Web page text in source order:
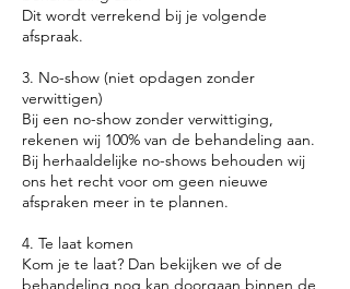
Dit wordt verrekend bij je volgende
afspraak.
3. No-show (niet opdagen zonder
verwittigen)
Bij een no-show zonder verwittiging,
rekenen wij 100% van de behandeling aan.
Bij herhaaldelijke no-shows behouden wij
ons het recht voor om geen nieuwe
afspraken meer in te plannen.
4. Te laat komen
Kom je te laat? Dan bekijken we of de
behandeling nog kan doorgaan binnen de